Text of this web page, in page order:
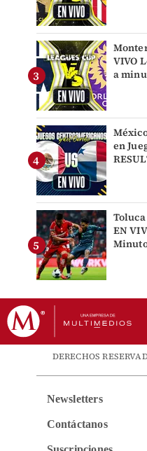
VIVO
a
en
EN
DERECHOS
Newsletters
Contáctanos